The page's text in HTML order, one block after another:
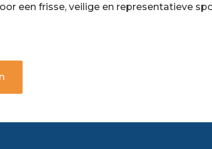
een frisse, veilige en representatieve